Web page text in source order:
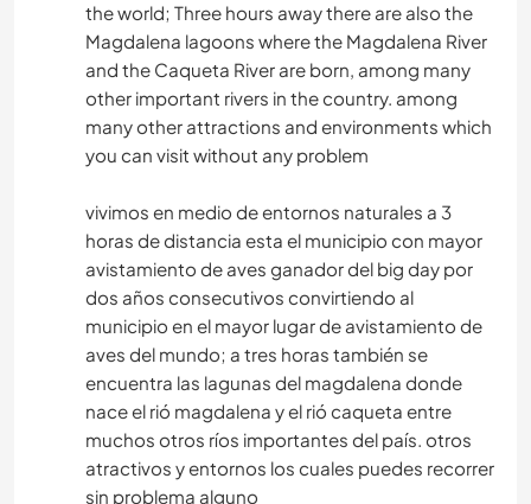
the world; Three hours away there are also the
Magdalena lagoons where the Magdalena River
and the Caqueta River are born, among many
other important rivers in the country. among
many other attractions and environments which
you can visit without any problem
vivimos en medio de entornos naturales a 3
horas de distancia esta el municipio con mayor
avistamiento de aves ganador del big day por
dos años consecutivos convirtiendo al
municipio en el mayor lugar de avistamiento de
aves del mundo; a tres horas también se
encuentra las lagunas del magdalena donde
nace el rió magdalena y el rió caqueta entre
muchos otros ríos importantes del país. otros
atractivos y entornos los cuales puedes recorrer
sin problema alguno